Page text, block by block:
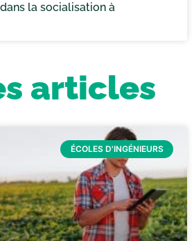
la socialisation à
articles
ÉCOLES D'INGÉNIEURS